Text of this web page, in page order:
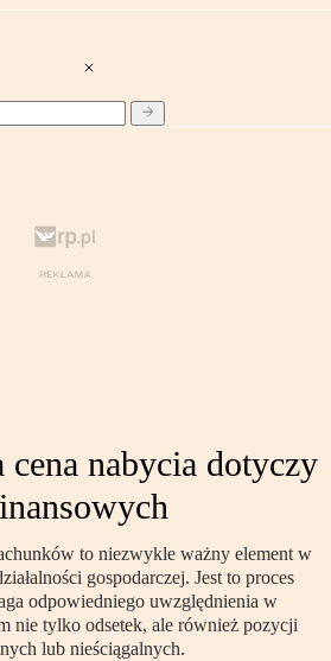
cena nabycia dotyczy
to niezwykle ważny element w
gospodarczej. Jest to proces
odpowiedniego uwzględnienia w
nie tylko odsetek, ale również pozycji
lub nieściągalnych.